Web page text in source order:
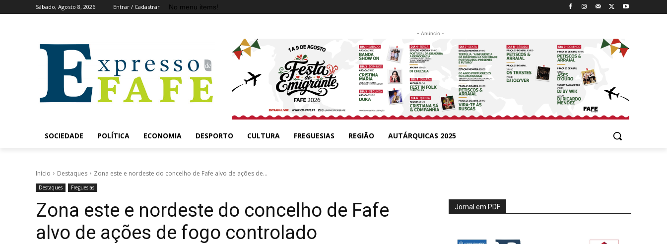
Sábado, Agosto 8, 2026 Entrar / Cadastrar No menu items!
- Anúncio -
SOCIEDADE POLÍTICA ECONOMIA DESPORTO CULTURA FREGUESIAS REGIÃO AUTÁRQUICAS 2025
Início Destaques Zona este e nordeste do concelho de Fafe alvo de ações de...
Destaques Freguesias
Zona este e nordeste do concelho de Fafe
alvo de ações de fogo controlado
Jornal em PDF